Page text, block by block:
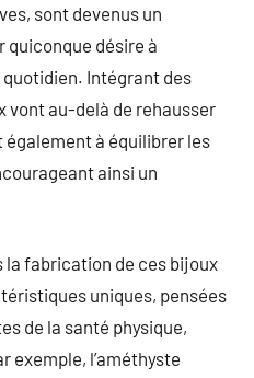
sont devenus un
quiconque désire à
Intégrant des
vont au-delà de rehausser
à équilibrer les
ainsi un
la fabrication de ces bijoux
uniques, pensées
de la santé physique,
exemple, l’améthyste